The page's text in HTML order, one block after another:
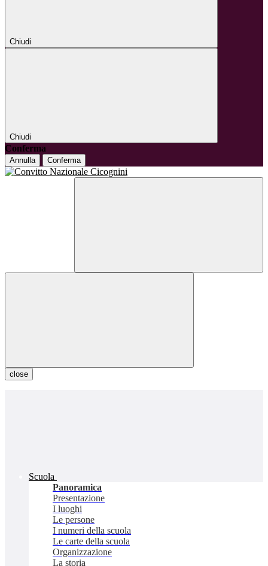
Chiudi
Chiudi
Conferma
Annulla Conferma
close
Scuola
Panoramica
Presentazione
I luoghi
Le persone
I numeri della scuola
Le carte della scuola
Organizzazione
La storia